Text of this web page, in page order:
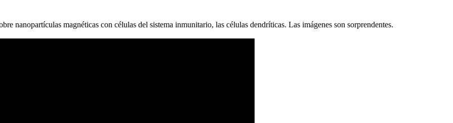
nanopartículas magnéticas con células del sistema inmunitario, las células dendríticas. Las imágenes son sorprendentes.